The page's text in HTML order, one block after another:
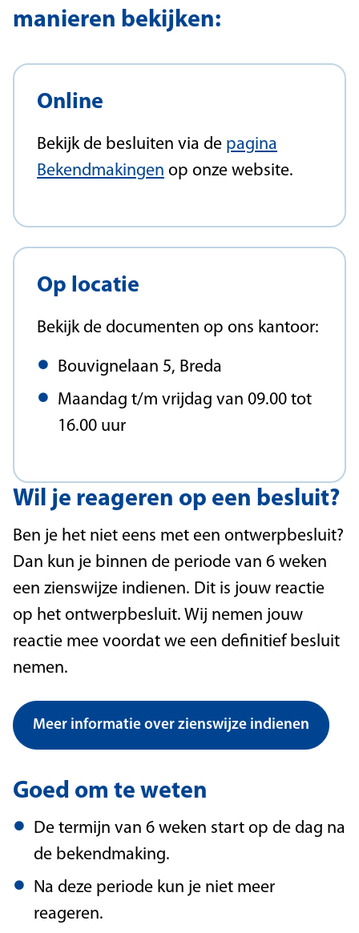
manieren bekijken:
Online
Bekijk de besluiten via de pagina
Bekendmakingen op onze website.
Op locatie
Bekijk de documenten op ons kantoor:
Bouvignelaan 5, Breda
Maandag t/m vrijdag van 09.00 tot
16.00 uur
Wil je reageren op een besluit?
Ben je het niet eens met een ontwerpbesluit?
Dan kun je binnen de periode van 6 weken
een zienswijze indienen. Dit is jouw reactie
op het ontwerpbesluit. Wij nemen jouw
reactie mee voordat we een definitief besluit
nemen.
Meer informatie over zienswijze indienen
Goed om te weten
De termijn van 6 weken start op de dag na
de bekendmaking.
Na deze periode kun je niet meer
reageren.